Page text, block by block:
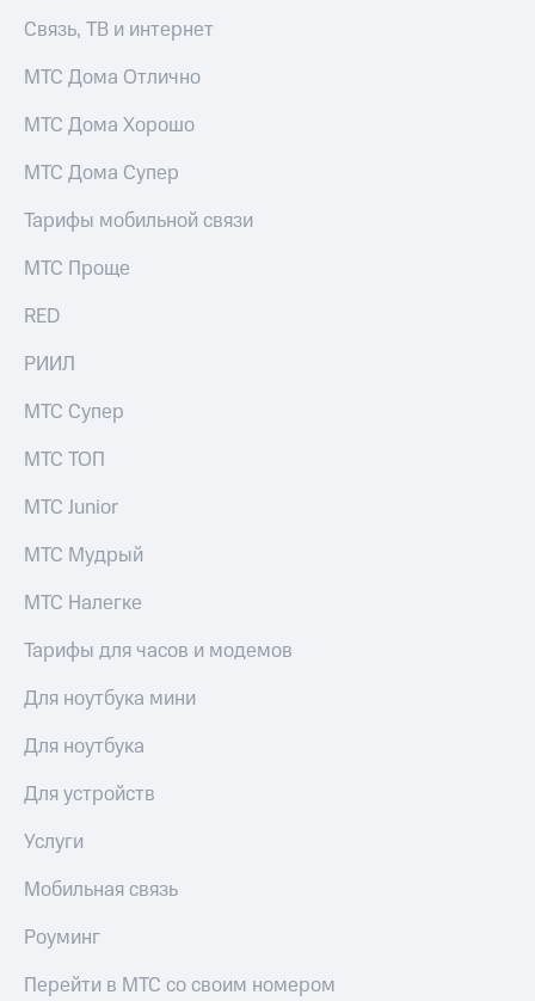
секретарь
информации
акционерам
Документы
ПАО
"МТС"
Собрания
акционеров
кабинет
аудит
акций
Описание
приобретения
Порядок
выкупа
акций
Дивиденды
Рынок
облигаций
Описание
Еврооблигации-2023
о
Другое
Контакты
Связь, ТВ и интернет
МТС Дома Отлично
МТС Дома Хорошо
МТС Дома Супер
Тарифы мобильной связи
МТС Проще
RED
РИИЛ
МТС Супер
МТС ТОП
МТС Junior
МТС Мудрый
МТС Налегке
Тарифы для часов и модемов
Для ноутбука мини
Для ноутбука
Для устройств
Услуги
Мобильная связь
Роуминг
Перейти в МТС со своим номером